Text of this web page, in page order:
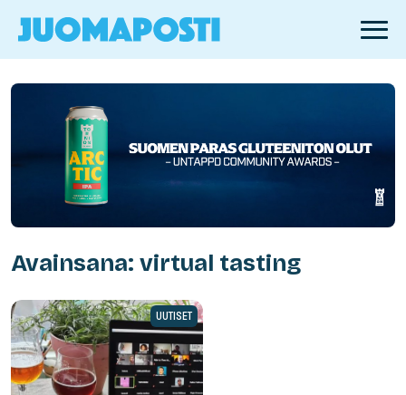
Avainsana: virtual tasting
UUTISET